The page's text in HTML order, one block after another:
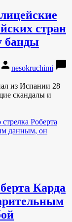
стран
банды
person nesokruchimi chat_bubble
из Испании 28
скандалы и
Карда